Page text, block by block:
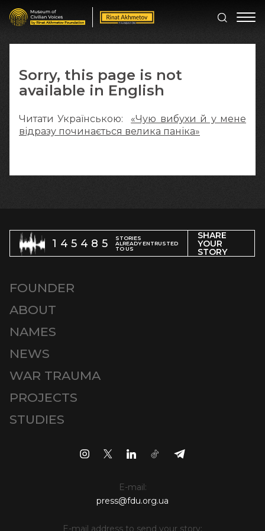
Sorry, this page is not
available in English
Читати Українською: «Чую вибухи й у мене
відразу починається велика паніка»
145485
STORIES
ALREADY ENTRUSTED
TO US
SHARE
YOUR
STORY
FOUNDER
ABOUT
NAMES
NEWS
WAR TRAUMA
PROJECTS
STUDIES
E-mail:
press@fdu.org.ua